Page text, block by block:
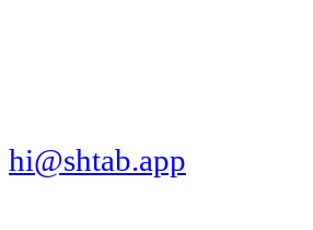
hi@shtab.app